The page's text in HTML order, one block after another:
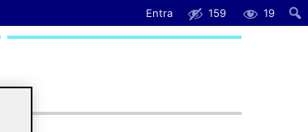
Entra 159 19